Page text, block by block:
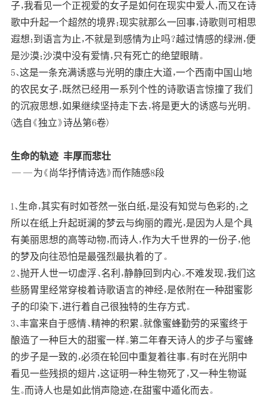
子，我看见一个正视爱的女子是如何在现实中爱人，而又在诗
歌中升起一个超然的境界；现实就那么一回事，诗歌则可相思
遐想；到语言为止，不就是到感情为止吗？越过情感的绿洲，便
是沙漠；沙漠中没有爱情，只有死亡的绝望眼睛。
5、这是一条充满诱惑与光明的康庄大道，一个西南中国山地
的农民女子，既然已经用一系列个性的诗歌语言惊撞了我们
的沉寂思想，如果继续坚持走下去，将是更大的诱惑与光明。
(选自《独立》诗丛第6卷)
生命的轨迹 丰厚而悲壮
——为《尚华抒情诗选》而作随感8段
1、生命，其实有时如苍然一张白纸，是没有知觉与色彩的；之
所以在纸上升起斑澜的梦云与绚丽的霞光，是因为人是个具
有美丽思想的高等动物，而诗人，作为大千世界的一份子，他
的梦及向往恐怕是最强烈最执着的了。
2、抛开人世一切虚浮、名利，静静回到内心。不难发现，我们这
些肠胃里经常穿梭着诗歌语言的神经，是依附在一种甜蜜影
子的印染下，进行着自己很独特的生存方式。
3、丰富来自于感情、精神的积累。就像蜜蜂勤劳的采蜜终于
酿造了一种巨大的甜蜜一样。第二年春天诗人的步子与蜜蜂
的步子是一致的，必须在轮回中重复着往事。有时在光阴中
看见一些残损的翅片，这证明一种生物死了，又一种生物诞
生。而诗人也是如此悄声隐迹，在甜蜜中遁化而去。